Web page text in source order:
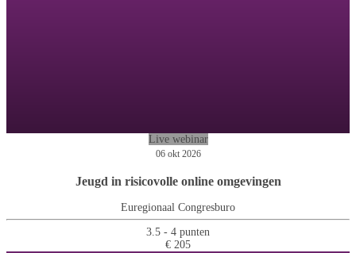
Live webinar
06 okt 2026
Jeugd in risicovolle online omgevingen
Euregionaal Congresburo
3.5 - 4 punten
€ 205